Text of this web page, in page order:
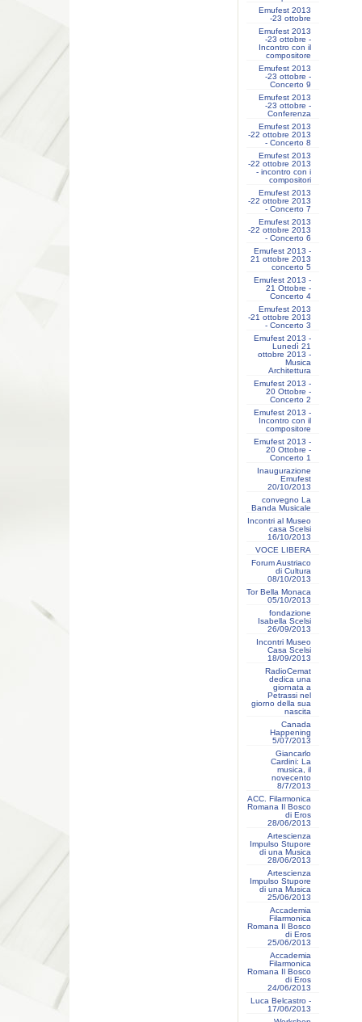
Emufest 2013
-23 ottobre
Emufest 2013
-23 ottobre -
Incontro con il
compositore
Emufest 2013
-23 ottobre -
Concerto 9
Emufest 2013
-23 ottobre -
Conferenza
Emufest 2013
-22 ottobre 2013
- Concerto 8
Emufest 2013
-22 ottobre 2013
- incontro con i
compositori
Emufest 2013
-22 ottobre 2013
- Concerto 7
Emufest 2013
-22 ottobre 2013
- Concerto 6
Emufest 2013 -
21 ottobre 2013
concerto 5
Emufest 2013 -
21 Ottobre -
Concerto 4
Emufest 2013
-21 ottobre 2013
- Concerto 3
Emufest 2013 -
Lunedì 21
ottobre 2013 -
Musica
Architettura
Emufest 2013 -
20 Ottobre -
Concerto 2
Emufest 2013 -
Incontro con il
compositore
Emufest 2013 -
20 Ottobre -
Concerto 1
Inaugurazione
Emufest
20/10/2013
convegno La
Banda Musicale
Incontri al Museo
casa Scelsi
16/10/2013
VOCE LIBERA
Forum Austriaco
di Cultura
08/10/2013
Tor Bella Monaca
05/10/2013
fondazione
Isabella Scelsi
26/09/2013
Incontri Museo
Casa Scelsi
18/09/2013
RadioCemat
dedica una
giornata a
Petrassi nel
giorno della sua
nascita
Canada
Happening
5/07/2013
Giancarlo
Cardini: La
musica, il
novecento
8/7/2013
ACC. Filarmonica
Romana Il Bosco
di Eros
28/06/2013
Artescienza
Impulso Stupore
di una Musica
28/06/2013
Artescienza
Impulso Stupore
di una Musica
25/06/2013
Accademia
Filarmonica
Romana Il Bosco
di Eros
25/06/2013
Accademia
Filarmonica
Romana Il Bosco
di Eros
24/06/2013
Luca Belcastro -
17/06/2013